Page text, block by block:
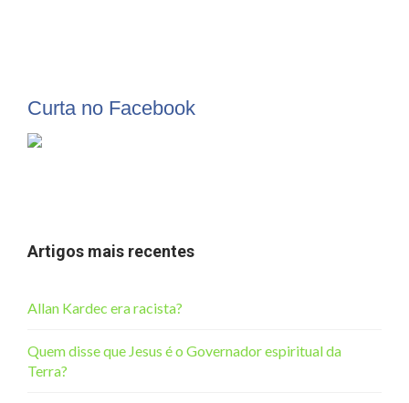
Curta no Facebook
Artigos mais recentes
Allan Kardec era racista?
Quem disse que Jesus é o Governador espiritual da
Terra?